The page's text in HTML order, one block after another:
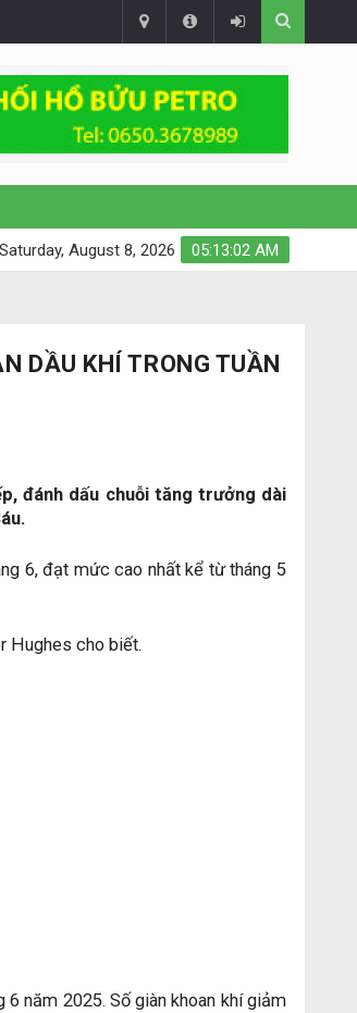
05:13:03 AM
Saturday, August 8, 2026
DẦU KHÍ TRONG TUẦN
đánh dấu chuỗi tăng trưởng dài
6, đạt mức cao nhất kể từ tháng 5
Hughes cho biết.
6 năm 2025. Số giàn khoan khí giảm